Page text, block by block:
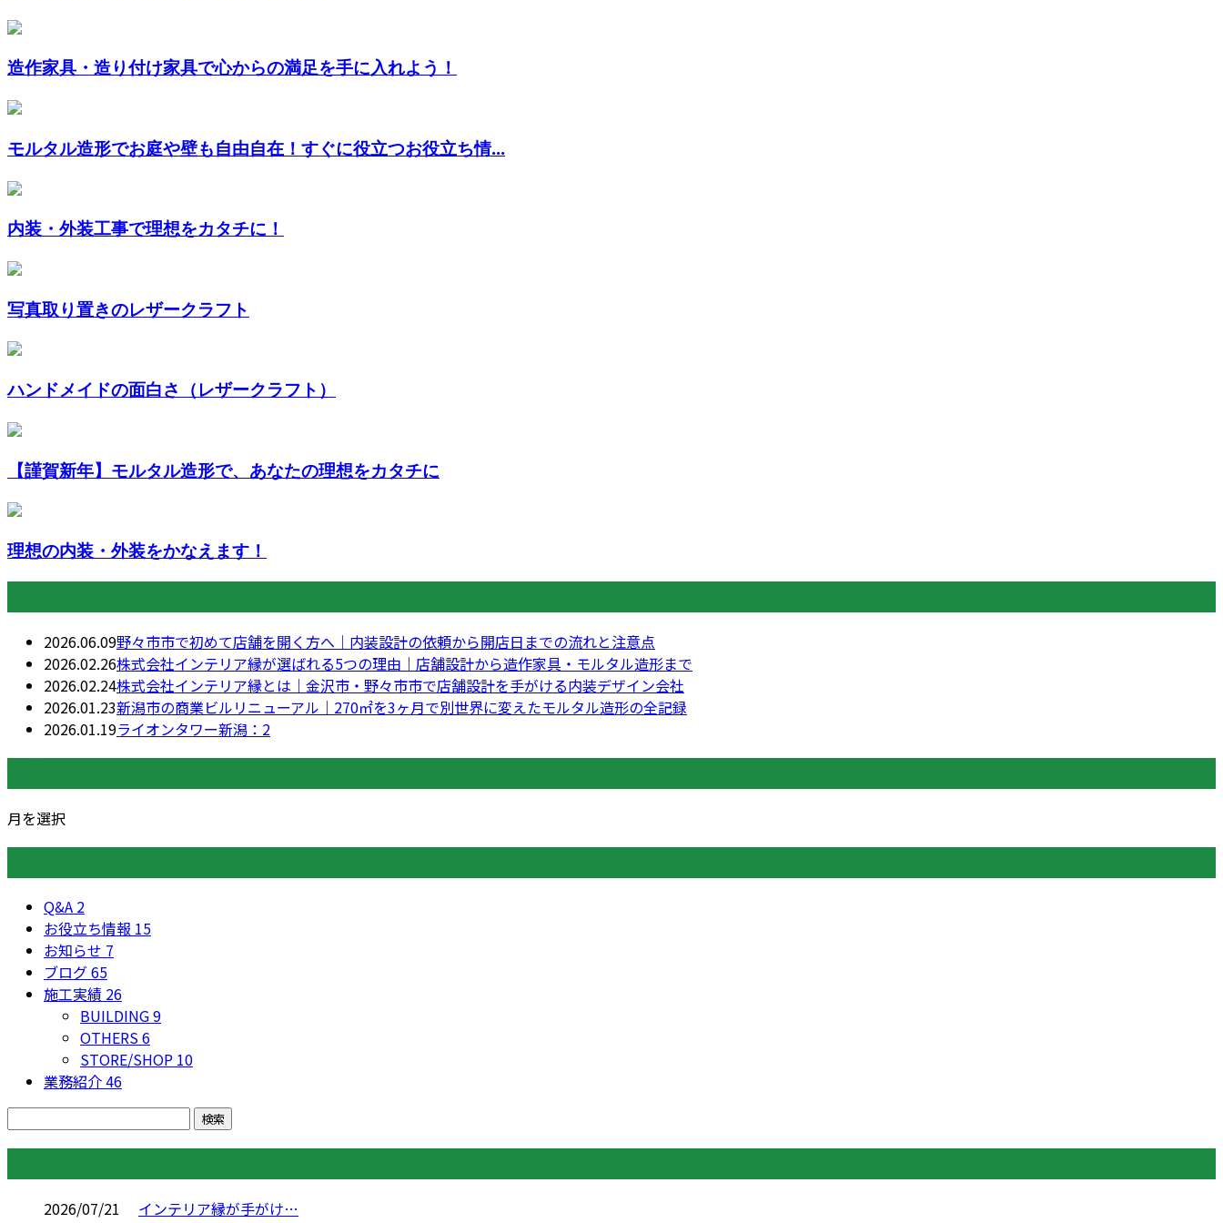
造作家具・造り付け家具で心からの満足を手に入れよう！
モルタル造形でお庭や壁も自由自在！すぐに役立つお役立ち情...
内装・外装工事で理想をカタチに！
写真取り置きのレザークラフト
ハンドメイドの面白さ（レザークラフト）
【謹賀新年】モルタル造形で、あなたの理想をカタチに
理想の内装・外装をかなえます！
2026.06.09野々市市で初めて店舗を開く方へ｜内装設計の依頼から開店日までの流れと注意点
2026.02.26株式会社インテリア縁が選ばれる5つの理由｜店舗設計から造作家具・モルタル造形まで
2026.02.24株式会社インテリア縁とは｜金沢市・野々市市で店舗設計を手がける内装デザイン会社
2026.01.23新潟市の商業ビルリニューアル｜270㎡を3ヶ月で別世界に変えたモルタル造形の全記録
2026.01.19ライオンタワー新潟：2
月を選択
Q&A 2
お役立ち情報 15
お知らせ 7
ブログ65
施工実績 26
BUILDING9
OTHERS6
STORE/SHOP 10
業務紹介46
2026/07/21
インテリア縁が手がけ…